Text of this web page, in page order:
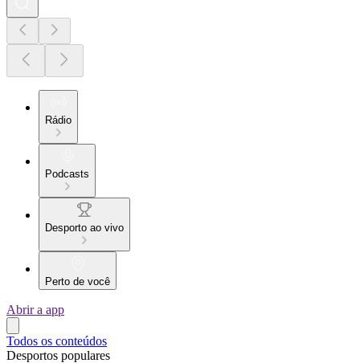
Rádio
Podcasts
Desporto ao vivo
Perto de você
Abrir a app
Todos os conteúdos
Desportos populares